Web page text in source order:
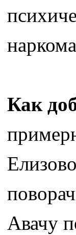
Как
Авачу